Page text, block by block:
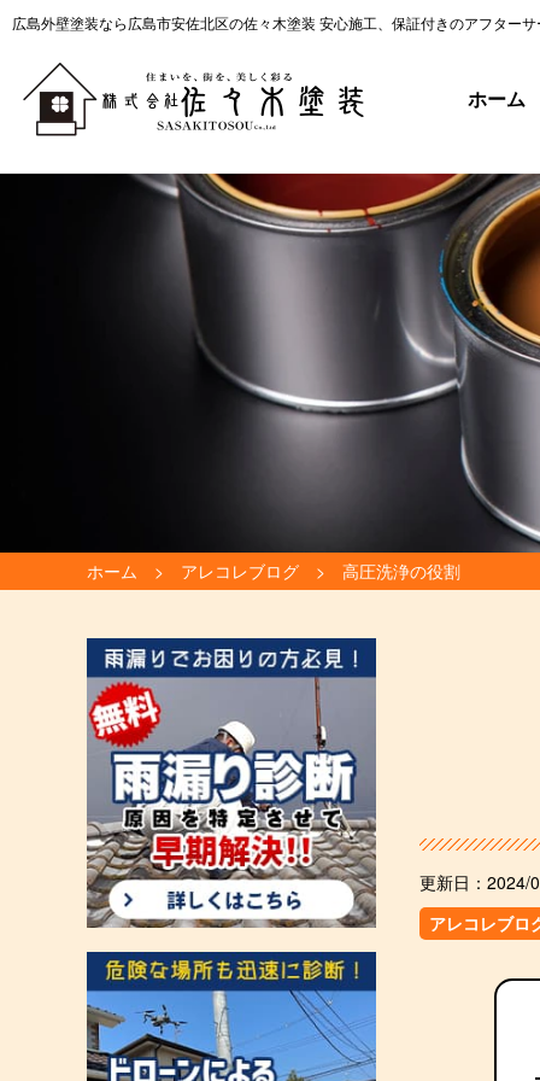
広島外壁塗装なら広島市安佐北区の佐々木塗装 安心施工、保証付きのアフター
ホーム
ホーム アレコレブログ 高圧洗浄の役割
更新日： 2024/
アレコレブロ